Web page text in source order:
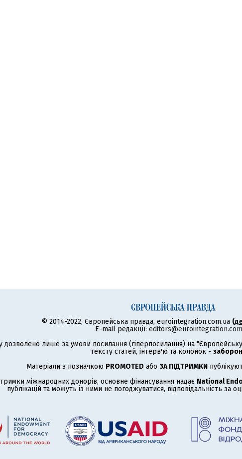
© 2014-2022, Європейська правда, eurointegration.com.ua (
E-mail редакції:
дозволено лише за умови посилання (гіперпосилання) на
тексту статей, інтерв'ю та колонок -
Матеріали з позначкою PROMOTED або ЗА ПІДТРИМКИ
міжнародних донорів, основне фінансування надає National
публікацій та можуть із ними не погоджуватися, відповідальність за